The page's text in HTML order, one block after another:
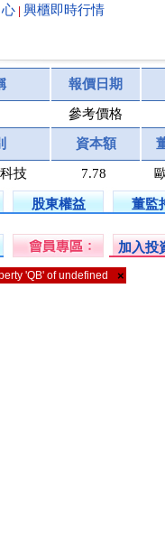
興櫃即時行情
報價日期
參考價格
資本額
技 7.78
股東權益 董監
加入投
'QB' of undefined ×